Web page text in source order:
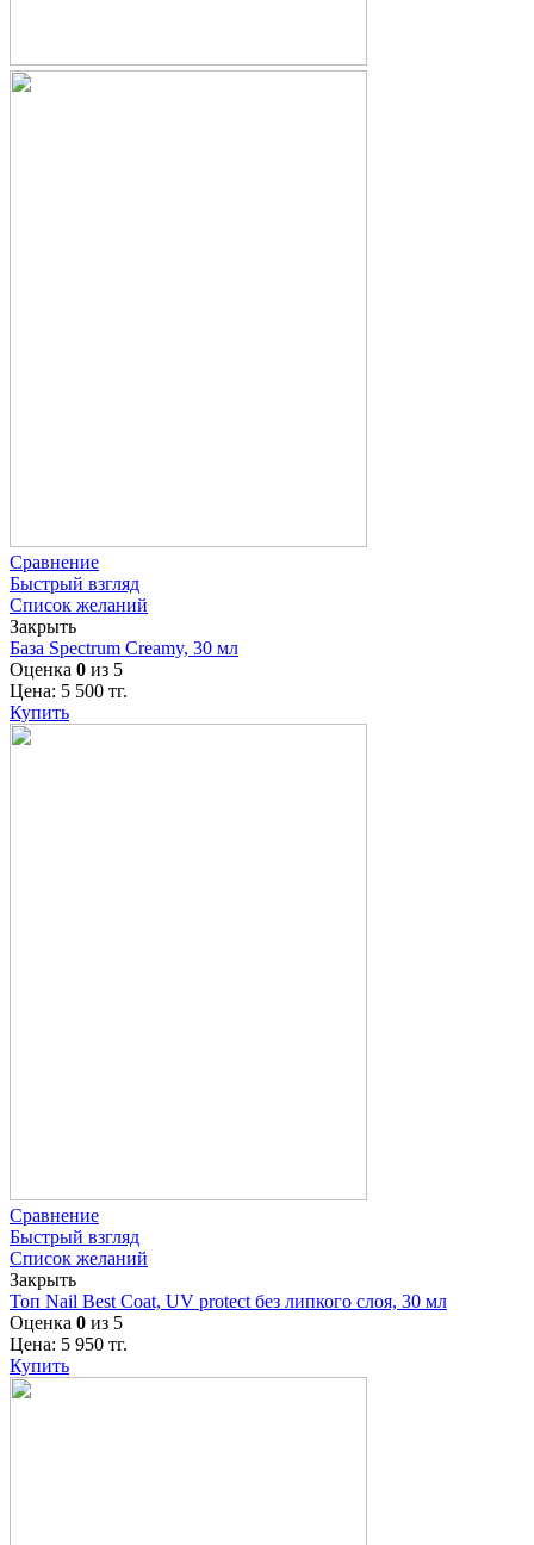
Сравнение
Быстрый взгляд
Список желаний
Закрыть
База Spectrum Creamy, 30 мл
Оценка 0 из 5
Цена: 5 500 тг.
Купить
Сравнение
Быстрый взгляд
Список желаний
Закрыть
Топ Nail Best Coat, UV protect без липкого слоя, 30 мл
Оценка 0 из 5
Цена: 5 950 тг.
Купить